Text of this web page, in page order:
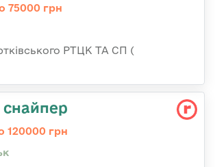
75000 грн
РТЦК ТА СП (
снайпер
120000 грн